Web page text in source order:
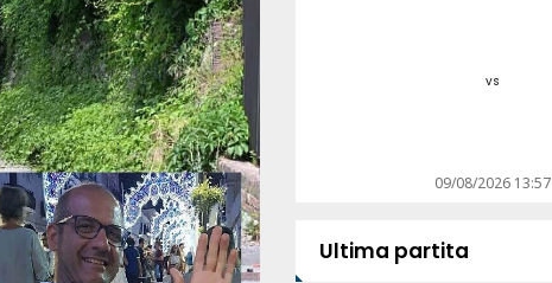
vs
09/08/2026 13:57
Ultima partita